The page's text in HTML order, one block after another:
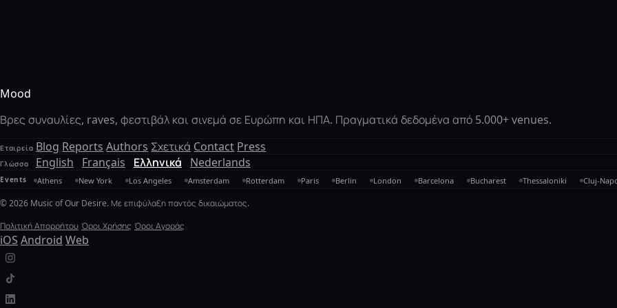
Mood
Βρες συναυλίες, raves, φεστιβάλ και σινεμά σε Ευρώπη και ΗΠΑ. Πραγματικά δεδομένα από 5.000+ venues.
Εταιρεία Blog Reports Authors Σχετικά Contact Press
Γλώσσα English Français Ελληνικά Nederlands
Events Athens New York Los Angeles Amsterdam Rotterdam Paris Berlin London Barcelona Bucharest Thessaloniki Cluj-
© 2026 Music of Our Desire. Με επιφύλαξη παντός δικαιώματος.
Πολιτική Απορρήτου Όροι Χρήσης Όροι Αγοράς
iOS Android Web